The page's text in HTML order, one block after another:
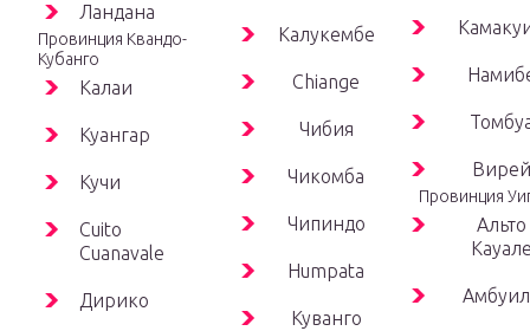
Ландана
Провинция Квандо-
Кубанго
Калаи
Куангар
Кучи
Cuito
Cuanavale
Дирико
Калукембе
Chiange
Чибия
Чикомба
Чипиндо
Humpata
Куванго
Вирей
Провинция
Альто